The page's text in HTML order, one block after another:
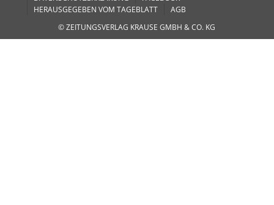
HERAUSGEGEBEN VOM TAGEBLATT
AGB
© ZEITUNGSVERLAG KRAUSE GMBH & CO. KG